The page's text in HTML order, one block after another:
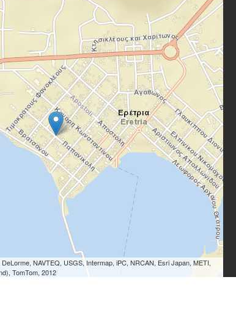
NAVTEQ, USGS, Intermap, iPC, NRCAN, Esri Japan, METI,
TomTom, 2012